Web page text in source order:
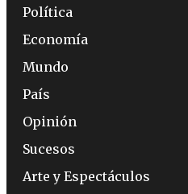
Política
Economía
Mundo
País
Opinión
Sucesos
Arte y Espectáculos